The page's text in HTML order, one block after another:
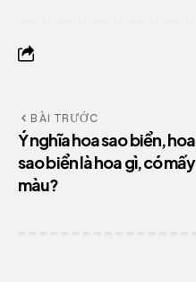
BÀI TRƯỚC
Ý nghĩa hoa sao biển, hoa
sao biển là hoa gì, có mấy
màu?